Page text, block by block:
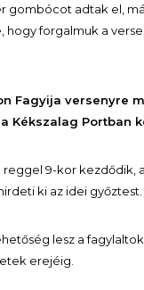
gombócot adtak el,
forgalmuk a
Fagyija versenyre
Kékszalag Portban
9-kor kezdődik,
ki az idei győztest.
lesz a
erejéig.